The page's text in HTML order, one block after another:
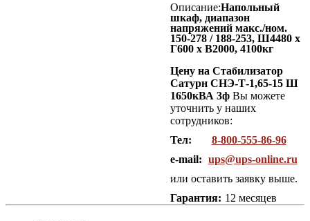
Описание:Напольный
шкаф, диапазон
напряжений макс./ном.
150-278 / 188-253, Ш4480 x
Г600 x В2000, 4100кг
Цену на Стабилизатор
Сатурн СНЭ-Т-1,65-15 Ш
1650кВА 3ф Вы можете
уточнить у наших
сотрудников:
Тел:
8-800-555-86-96
e-mail: ups@ups-online.ru
или оставить заявку выше.
Гарантия: 12 месяцев